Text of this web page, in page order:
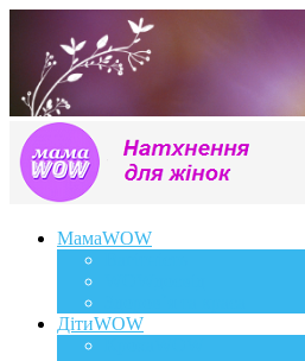
МамаWOW
ДітиWOW